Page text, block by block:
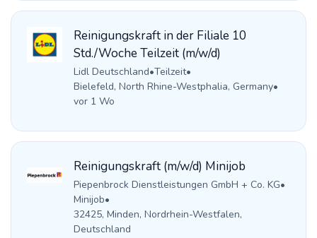
Reinigungskraft in der Filiale 10
Std./Woche Teilzeit (m/w/d)
Lidl Deutschland•Teilzeit•
Bielefeld, North Rhine-Westphalia, Germany•
vor 1 Wo
Reinigungskraft (m/w/d) Minijob
Piepenbrock Dienstleistungen GmbH + Co. KG•
Minijob•
32425, Minden, Nordrhein-Westfalen,
Deutschland